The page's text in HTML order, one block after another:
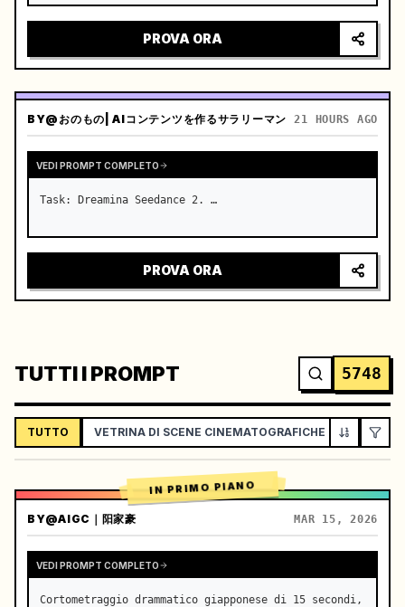
PROVA ORA
BY@おのもの| AIコンテンツを作るサラリーマン 21 HOURS AGO
VEDI PROMPT COMPLETO
Task: Dreamina Seedance 2. …
PROVA ORA
TUTTI I PROMPT 5748
TUTTO VETRINA DI SCENE CINEMATOGRAFICHE VLOG /
IN PRIMO PIANO
BY@AIGC｜阳家豪 MAR 15, 2026
VEDI PROMPT COMPLETO
Cortometraggio drammatico giapponese di 15 secondi,